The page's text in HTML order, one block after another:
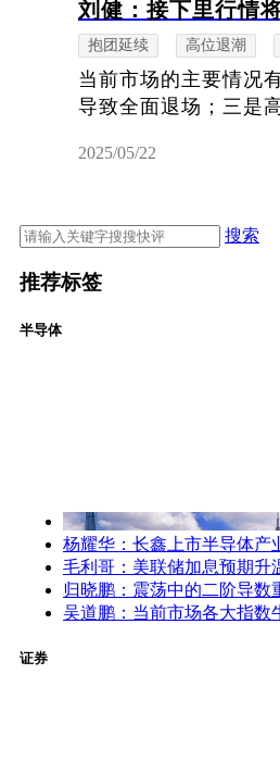
刘健：接下里行情
抱团延续 高位退潮
当前市场的主要情况
导致全面退场；三是
2025/05/22
搜索
推荐标签
半导体
杨耀华：长鑫上市半导体产
毛利哥：美联储加息预期升
归晓鹏：震荡中的二阶导数
吴道鹏：当前市场各大指数
证券